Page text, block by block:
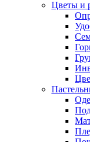
Цветы и